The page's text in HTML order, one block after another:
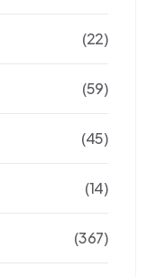
(22)
(59)
(45)
(14)
(367)